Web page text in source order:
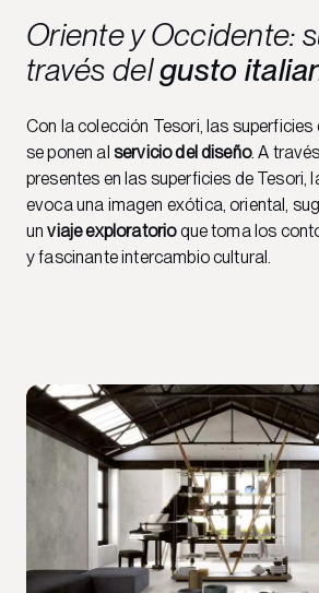
Oriente y Occidente:
través delgusto
Con la colección Tesori, las
se ponen al servicio del diseño. A
presentes en las superficies de Tesori,
evoca una imagen exótica, oriental,
unviaje exploratorioque toma los
y fascinante intercambio cultural.